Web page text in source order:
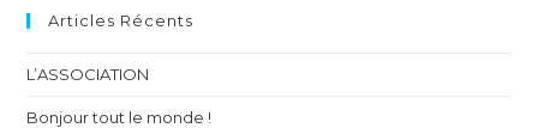
Articles Récents
L’ASSOCIATION
Bonjour tout le monde !